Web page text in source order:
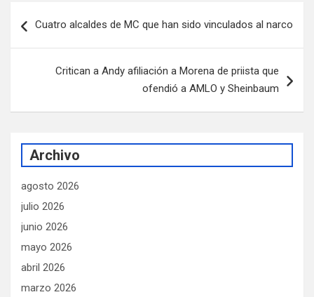
de
Cuatro alcaldes de MC que han sido vinculados al narco
Critican a Andy afiliación a Morena de priista que
ofendió a AMLO y Sheinbaum
Archivo
agosto 2026
julio 2026
junio 2026
mayo 2026
abril 2026
marzo 2026